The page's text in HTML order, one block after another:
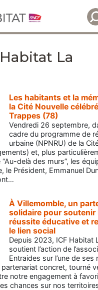
La
Les habitants et la
la Cité Nouvelle
Trappes (78)
Vendredi 26 septembre,
cadre du programme de
urbaine (NPNRU) de la
et, plus
delà des murs”, les
le Président, Emmanuel
À Villemomble, un
solidaire pour soutenir
réussite éducative et
le lien social
Depuis 2023, ICF Habitat
soutient l’action de
Entraides sur l’une de ses
concret, tourné
notre engagement à
chances sur nos